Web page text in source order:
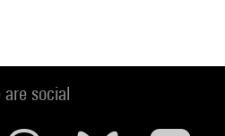
are social